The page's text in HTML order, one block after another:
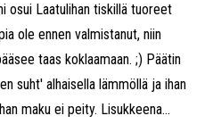
osui Laatulihan tiskillä tuoreet
ole ennen valmistanut, niin
taas koklaamaan. ;) Päätin
suht' alhaisella lämmöllä ja ihan
maku ei peity. Lisukkeena...